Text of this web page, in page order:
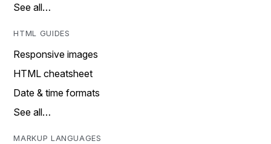
See all…
HTML GUIDES
Responsive images
HTML cheatsheet
Date & time formats
See all…
MARKUP LANGUAGES